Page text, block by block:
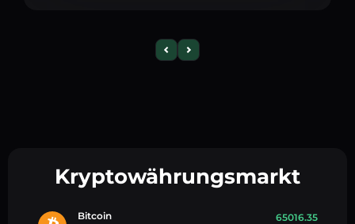
Kryptowährungsmarkt
Bitcoin
65016.35